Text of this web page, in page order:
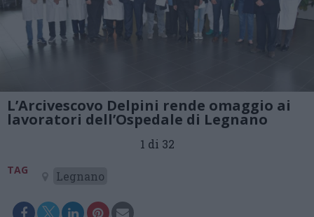
L’Arcivescovo Delpini rende omaggio ai
lavoratori dell’Ospedale di Legnano
1 di 32
TAG Legnano